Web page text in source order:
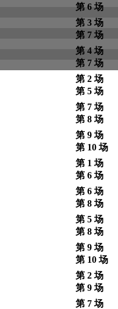
第 6 场
第 3 场
第 7 场
第 4 场
第 7 场
第 2 场
第 5 场
第 7 场
第 8 场
第 9 场
第 10 场
第 1 场
第 6 场
第 6 场
第 8 场
第 5 场
第 8 场
第 9 场
第 10 场
第 2 场
第 9 场
第 7 场